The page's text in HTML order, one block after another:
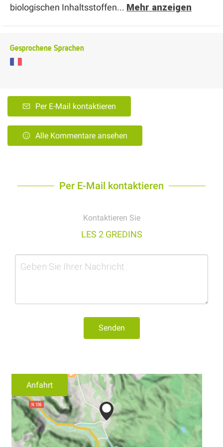
biologischen Inhaltsstoffen... Mehr anzeigen
Gesprochene Sprachen
Per E-Mail kontaktieren
Alle Kommentare ansehen
Per E-Mail kontaktieren
Kontaktieren Sie
LES 2 GREDINS
Senden
Anfahrt